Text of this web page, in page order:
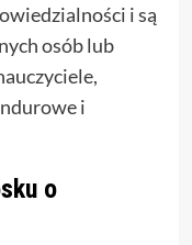
i są
osób lub
i
o